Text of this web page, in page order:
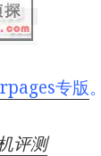
专版。
评测